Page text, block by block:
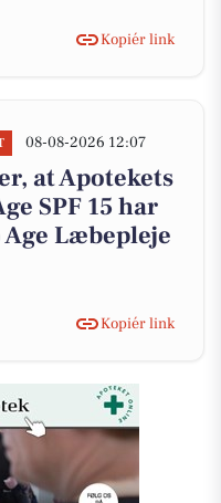
Kopiér link
08-08-2026 12:07
at Apotekets
SPF 15 har
Læbepleje
Kopiér link